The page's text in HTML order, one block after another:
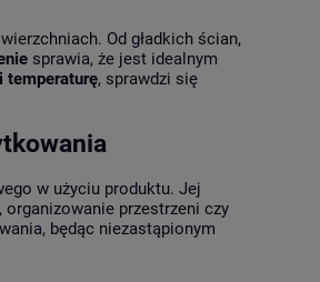
Od gładkich ścian,
sprawia, że jest idealnym
temperaturę, sprawdzi się
w użyciu produktu. Jej
przestrzeni czy
będąc niezastąpionym